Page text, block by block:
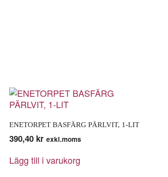
ENETORPET BASFÄRG PÄRLVIT, 1-LIT
390,40 kr exkl.moms
Lägg till i varukorg